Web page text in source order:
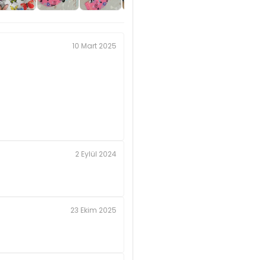
10 Mart 2025
2 Eylül 2024
23 Ekim 2025